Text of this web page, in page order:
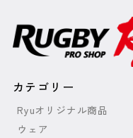
カテゴリー
Ryuオリジナル商品
ウェア